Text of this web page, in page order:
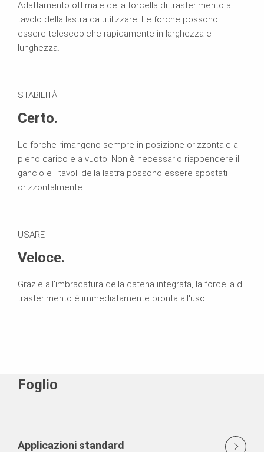
Adattamento ottimale della forcella di trasferimento al
tavolo della lastra da utilizzare. Le forche possono
essere telescopiche rapidamente in larghezza e
lunghezza.
STABILITÀ
Certo.
Le forche rimangono sempre in posizione orizzontale a
pieno carico e a vuoto. Non è necessario riappendere il
gancio e i tavoli della lastra possono essere spostati
orizzontalmente.
USARE
Veloce.
Grazie all'imbracatura della catena integrata, la forcella di
trasferimento è immediatamente pronta all'uso.
Foglio
Applicazioni standard